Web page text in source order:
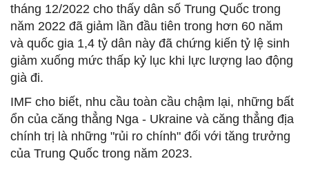
tháng 12/2022 cho thấy dân số Trung Quốc trong
năm 2022 đã giảm lần đầu tiên trong hơn 60 năm
và quốc gia 1,4 tỷ dân này đã chứng kiến tỷ lệ sinh
giảm xuống mức thấp kỷ lục khi lực lượng lao động
già đi.
IMF cho biết, nhu cầu toàn cầu chậm lại, những bất
ổn của căng thẳng Nga - Ukraine và căng thẳng địa
chính trị là những "rủi ro chính" đối với tăng trưởng
của Trung Quốc trong năm 2023.